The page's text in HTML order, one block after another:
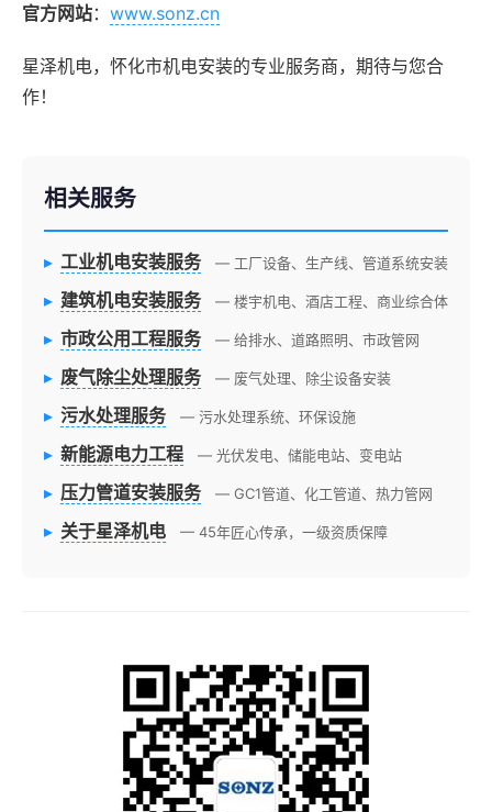
官方网站： www.sonz.cn
星泽机电，怀化市机电安装的专业服务商，期待与您合
作！
相关服务
▸ 工业机电安装服务 — 工厂设备、生产线、管道系统安装
▸ 建筑机电安装服务 — 楼宇机电、酒店工程、商业综合体
▸ 市政公用工程服务 — 给排水、道路照明、市政管网
▸ 废气除尘处理服务 — 废气处理、除尘设备安装
▸ 污水处理服务 — 污水处理系统、环保设施
▸ 新能源电力工程 — 光伏发电、储能电站、变电站
▸ 压力管道安装服务 — GC1管道、化工管道、热力管网
▸ 关于星泽机电 — 45年匠心传承，一级资质保障